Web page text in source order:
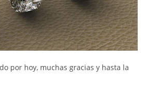
por hoy, muchas gracias y hasta la